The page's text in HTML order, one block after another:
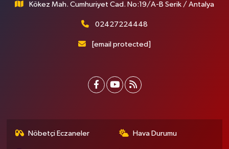
Kökez Mah. Cumhuriyet Cad. No:19/A-B Serik / Antalya
02427224448
[email protected]
Nöbetçi Eczaneler Hava Durumu